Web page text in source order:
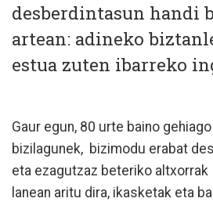
desberdintasun handi
artean: adineko
estua zuten ibarreko
Gaur egun, 80 urte baino
bizilagunek, bizimodu erabat
eta ezagutzaz beteriko
lanean aritu dira, ikasketak eta